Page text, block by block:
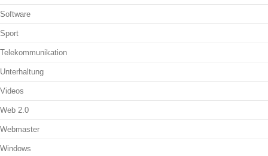
Software
Sport
Telekommunikation
Unterhaltung
Videos
Web 2.0
Webmaster
Windows